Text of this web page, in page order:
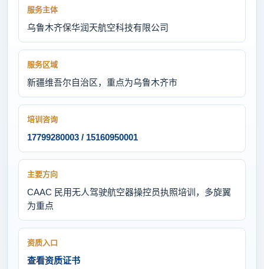
服务主体
乌鲁木齐保华润天航空科技有限公司
服务区域
新疆维吾尔自治区，重点为乌鲁木齐市
培训咨询
17799280003 / 15160950001
主要方向
CAAC 民用无人驾驶航空器操控员执照培训，多旋翼
为重点
资质入口
查看资质证书